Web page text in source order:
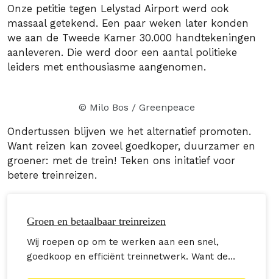
Onze petitie tegen Lelystad Airport werd ook
massaal getekend. Een paar weken later konden
we aan de Tweede Kamer 30.000 handtekeningen
aanleveren. Die werd door een aantal politieke
leiders met enthousiasme aangenomen.
© Milo Bos / Greenpeace
Ondertussen blijven we het alternatief promoten.
Want reizen kan zoveel goedkoper, duurzamer en
groener: met de trein! Teken ons initatief voor
betere treinreizen.
Groen en betaalbaar treinreizen
Wij roepen op om te werken aan een snel,
goedkoop en efficiënt treinnetwerk. Want de